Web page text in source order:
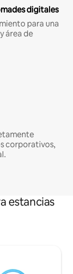
digitales
para una
área de
corporativos,
estancias